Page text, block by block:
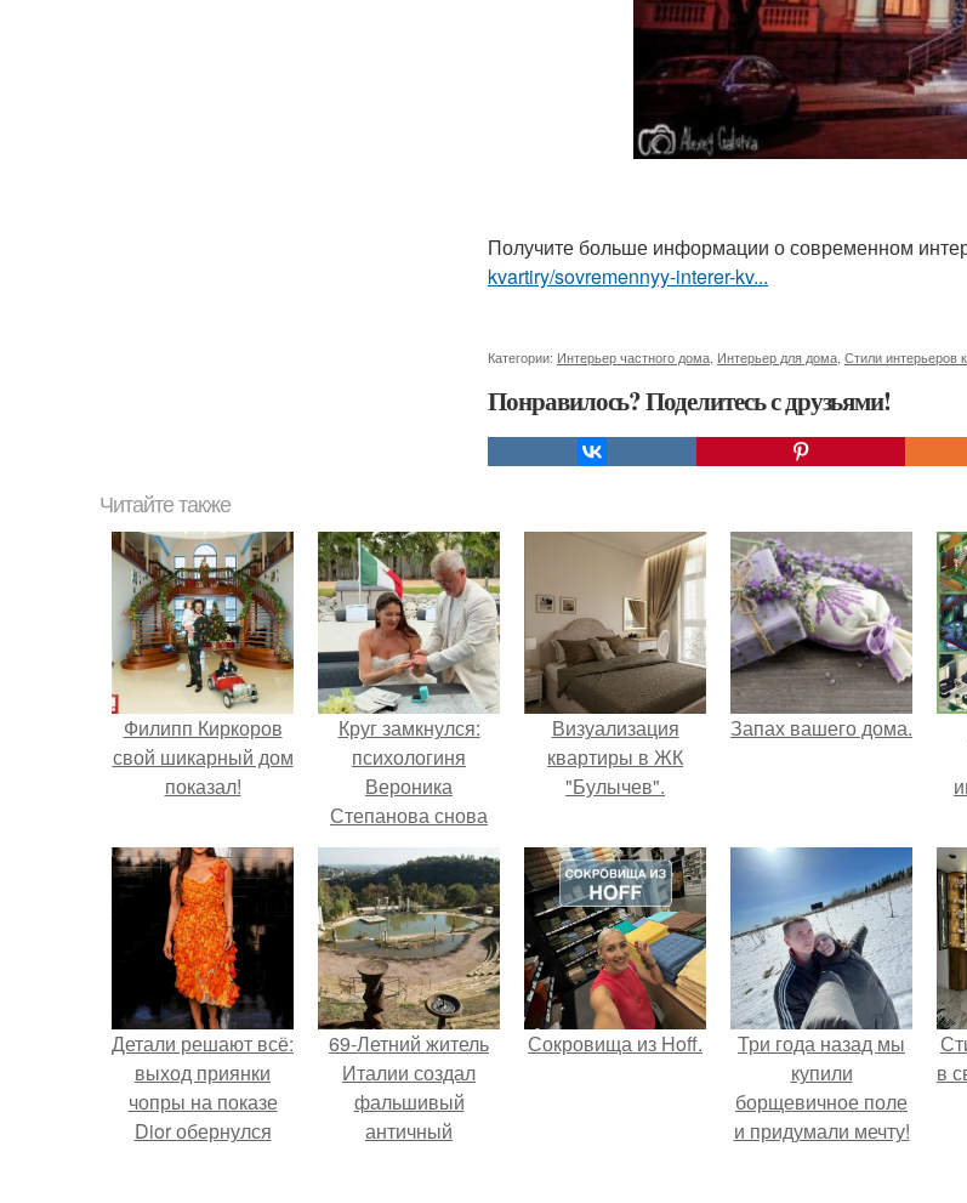
Получите больше информации о современном
kvartiry/sovremennyy-interer-kv...
Категории: Интерьер частного дома Интерьер для дома Стили интерьеров
Понравилось? Поделитесь с друзьями!
Читайте также
Филипп Киркоров
свой шикарный дом
показал!
Круг замкнулся:
психологиня
Вероника
Степанова снова
вышла замуж за
собственного
бывшего мужа.
Визуализация
квартиры в ЖК
"Булычев".
Запах вашего дома.
Детали решают всё:
выход приянки
чопры на показе
Dior обернулся
69-Летний житель
Италии создал
фальшивый
античный
Сокровища из Hoff.
Три года назад мы
купили
борщевичное поле
и придумали мечту!
в